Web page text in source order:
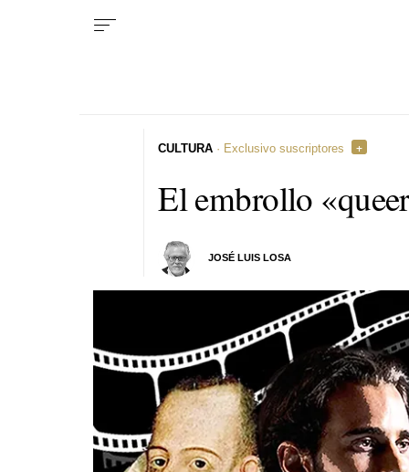
El embrollo
JOSÉ LUIS LOSA
CULTURA · Exclusivo suscriptores